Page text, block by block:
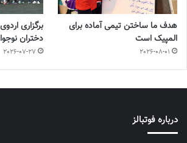
هدف ما ساختن تیمی آماده برای
المپیک است
2026-08-01
برگزاری
دختران
2026-07-27
درباره فوتبالز